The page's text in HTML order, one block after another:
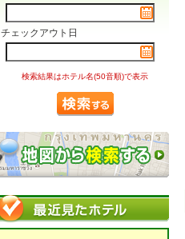
チェックアウト日
検索結果はホテル名(50音順)で表示